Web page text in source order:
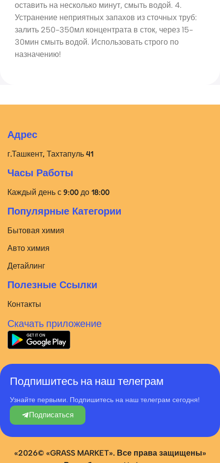
оставить на несколько минут, смыть водой. 4.
Устранение неприятных запахов из сточных труб:
залить 250-350мл концентрата в сток, через 15-
30мин смыть водой. Использовать строго по
назначению!
Адрес
г.Ташкент, Тахтапуль 41
Часы Работы
Каждый день с 9:00 до 18:00
Популярные Категории
Бытовая химия
Авто химия
Детайлинг
Полезные Ссылки
Контакты
Скачать приложение
Подпишитесь на наш телеграм
Узнайте первыми. Подпишитесь на наш телеграм сегодня!
Подписаться
«2026© «GRASS MARKET». Все права защищены»